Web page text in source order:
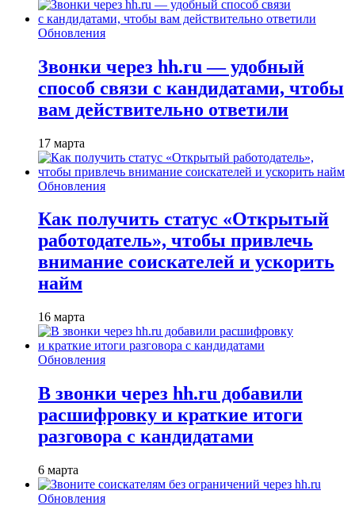
Обновления
Звонки через hh.ru — удобный
способ связи с кандидатами, чтобы
вам действительно ответили
17 марта
Обновления
Как получить статус «Открытый
работодатель», чтобы привлечь
внимание соискателей и ускорить
найм
16 марта
Обновления
В звонки через hh.ru добавили
расшифровку и краткие итоги
разговора с кандидатами
6 марта
Обновления